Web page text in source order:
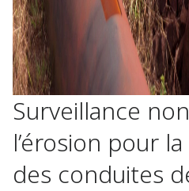
Surveillance
l’érosion pour
des conduites